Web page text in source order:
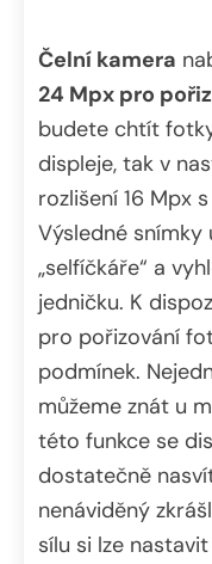
Čelní kamera
24 Mpx pro
budete chtít
displeje, tak v
rozlišení 16 Mpx
Výsledné
„selfíčkáře“ a
jedničku. K
pro pořizování
podmínek.
můžeme znát u
této funkce se
dostatečně
nenáviděný
sílu si lze